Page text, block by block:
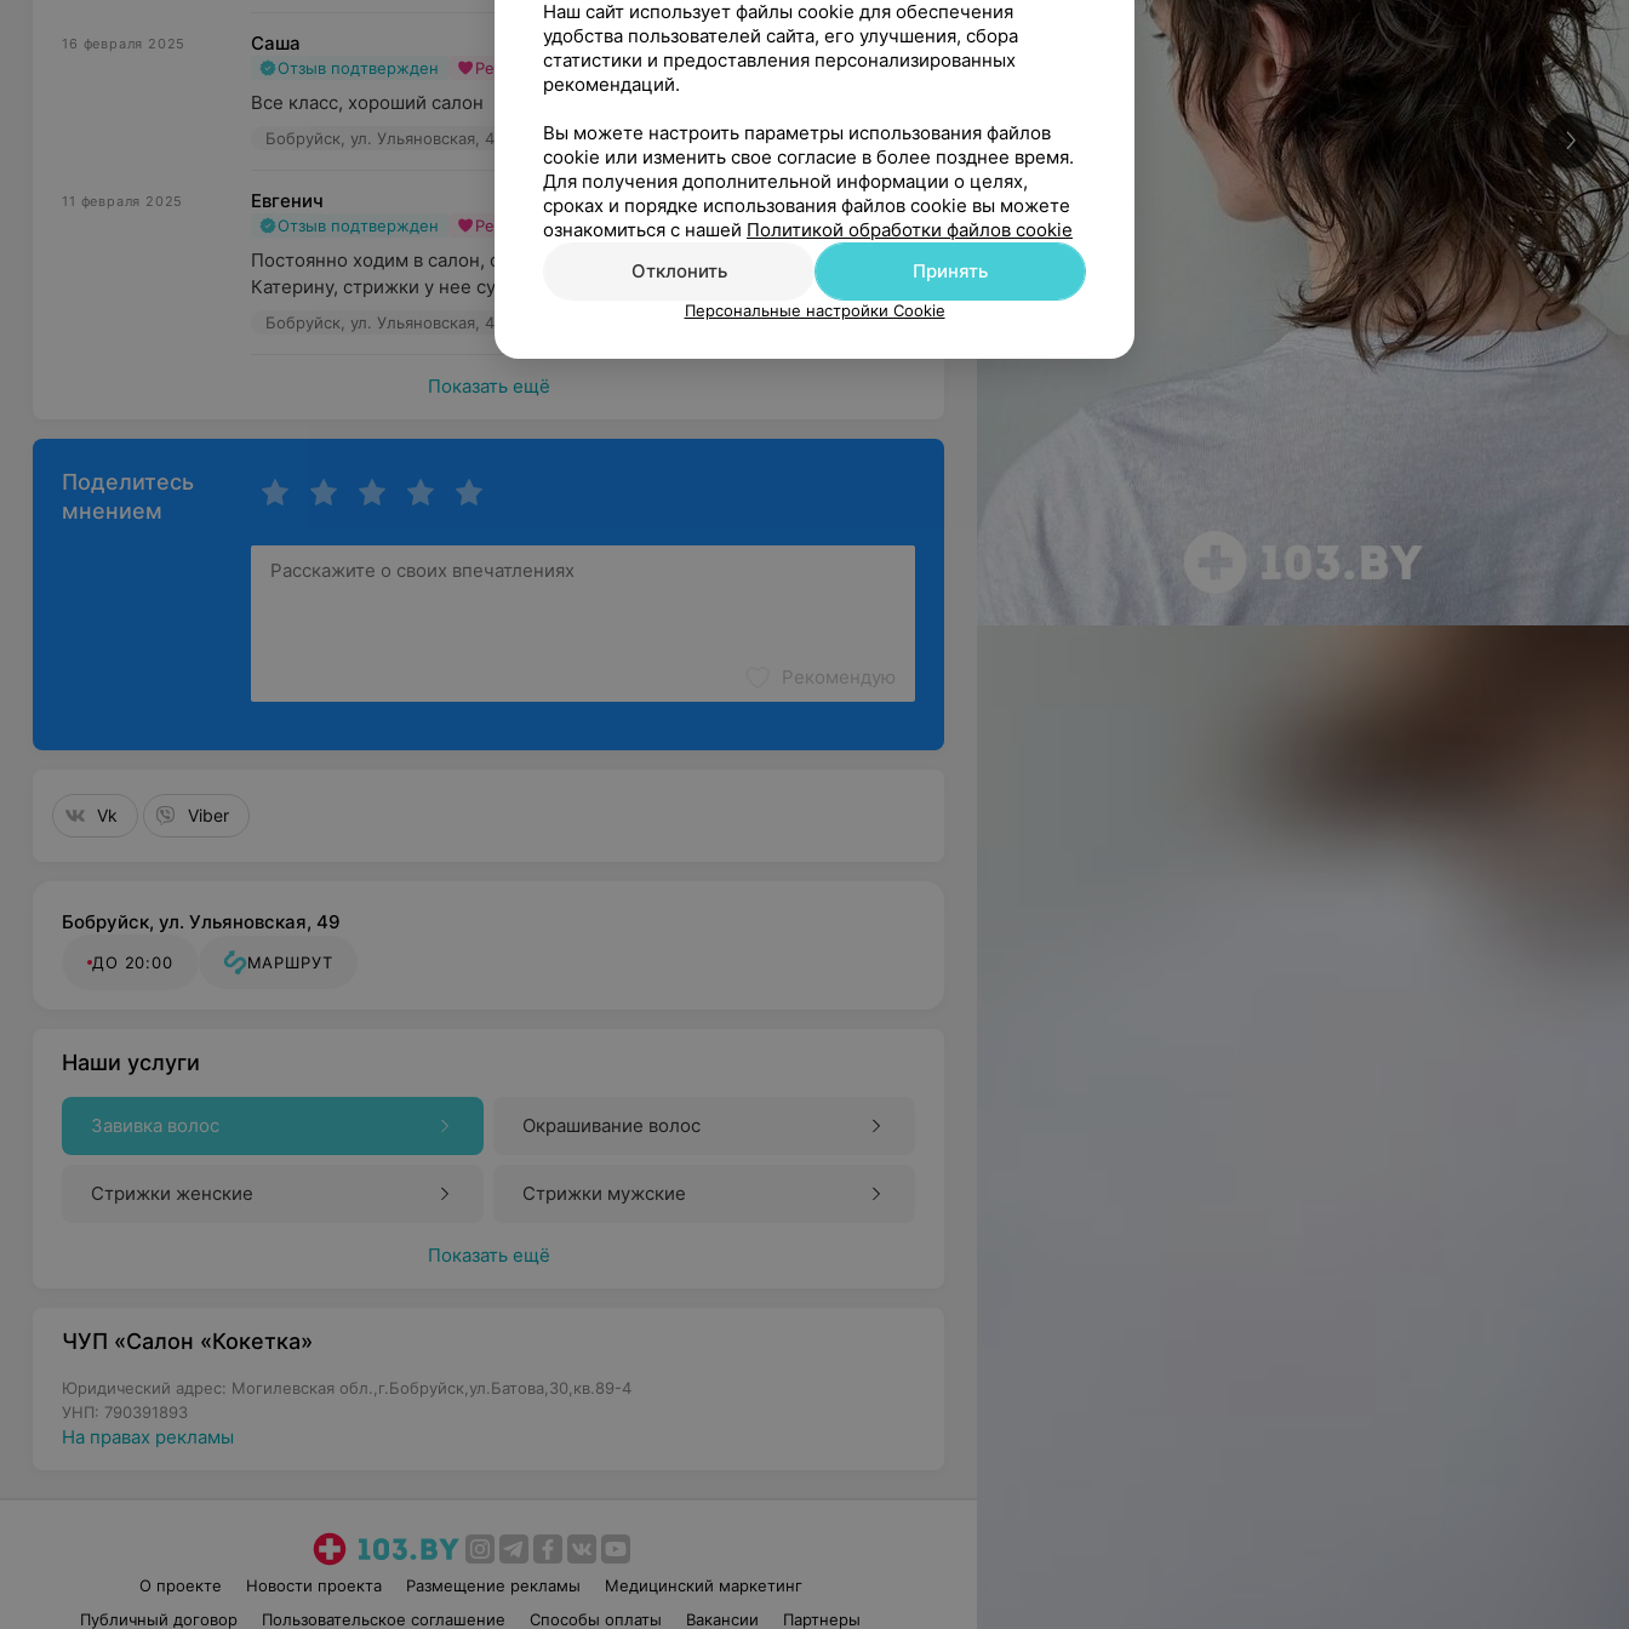
16 февраля 2025 Саша
Отзыв подтвержден Рекомендую
Все класс, хороший салон
Бобруйск, ул. Ульяновская, 49
11 февраля 2025 Евгенич
Отзыв подтвержден Рекомендую
Постоянно ходим в салон, очень нравится. Особенно рекомендую мастера
Катерину, стрижки у нее супер
Бобруйск, ул. Ульяновская, 49
Показать ещё
Поделитесь
мнением
Рекомендую
Vk Viber
Бобруйск, ул. Ульяновская, 49
ДО 20:00 МАРШРУТ
Наши услуги
Завивка волос Окрашивание волос
Стрижки женские Стрижки мужские
Показать ещё
ЧУП «Салон «Кокетка»
Юридический адрес: Могилевская обл.,г.Бобруйск,ул.Батова,30,кв.89-4
УНП: 790391893
На правах рекламы
О проекте Новости проекта Размещение рекламы
Медицинский маркетинг
Публичный договор
Пользовательское соглашение Способы оплаты Вакансии Партнеры
Наш сайт использует файлы cookie для обеспечения
удобства пользователей сайта, его улучшения, сбора
статистики и предоставления персонализированных
рекомендаций.
Вы можете настроить параметры использования файлов
cookie или изменить свое согласие в более позднее время.
Для получения дополнительной информации о целях,
сроках и порядке использования файлов cookie вы можете
ознакомиться с нашей Политикой обработки файлов cookie
Отклонить
Принять
Персональные настройки Cookie